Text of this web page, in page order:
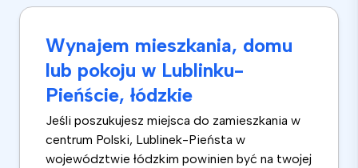
Wynajem mieszkania, domu
lub pokoju w Lublinku-
Pieńście, łódzkie
Jeśli poszukujesz miejsca do zamieszkania w
centrum Polski, Lublinek-Pieństa w
województwie łódzkim powinien być na twojej